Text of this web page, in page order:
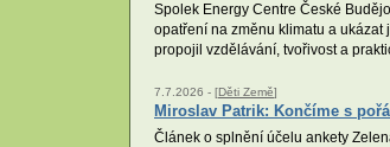
Spolek Energy Centre České
opatření na změnu klimatu a
propojil vzdělávání, tvořivost a
7.7.2026 - [Děti Země]
Miroslav Patrik: Končíme s
Článek o splnění účelu ankety